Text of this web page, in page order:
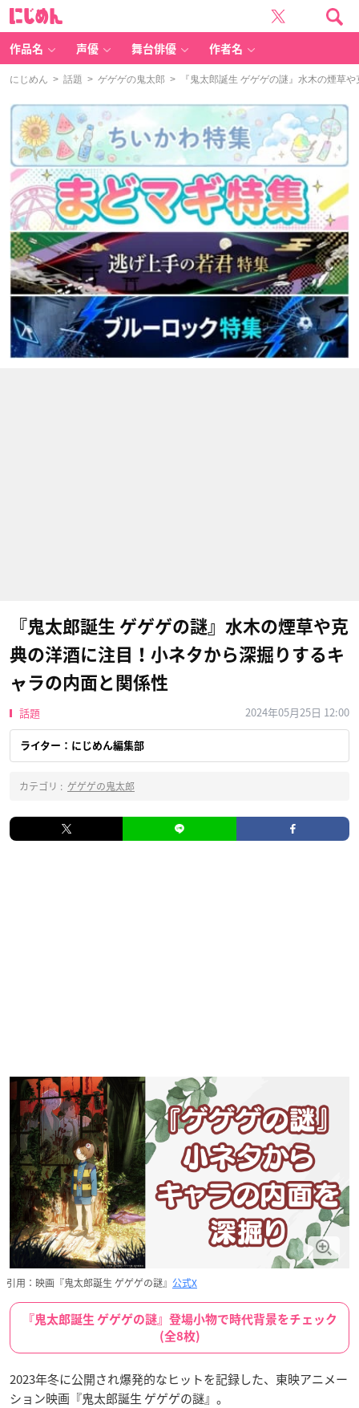
作品名 声優 舞台俳優 作者名
にじめん > 話題 > ゲゲゲの鬼太郎 > 『鬼太郎誕生 ゲゲゲの謎』水木の煙草
『鬼太郎誕生 ゲゲゲの謎』水木の煙草や克
典の洋酒に注目！小ネタから深掘りするキ
ャラの内面と関係性
話題 2024年05月25日 12:00
ライター：にじめん編集部
カテゴリ : ゲゲゲの鬼太郎
引用：映画『鬼太郎誕生 ゲゲゲの謎』 公式X
『鬼太郎誕生 ゲゲゲの謎』登場小物で時代背景をチェック
(全8枚)
2023年冬に公開され爆発的なヒットを記録した、東映アニメー
ション映画『鬼太郎誕生 ゲゲゲの謎』。